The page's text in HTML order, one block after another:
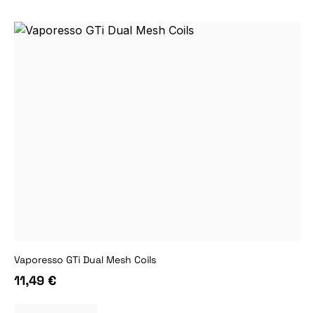
Vaporesso GTi Dual Mesh Coils
11,49 €